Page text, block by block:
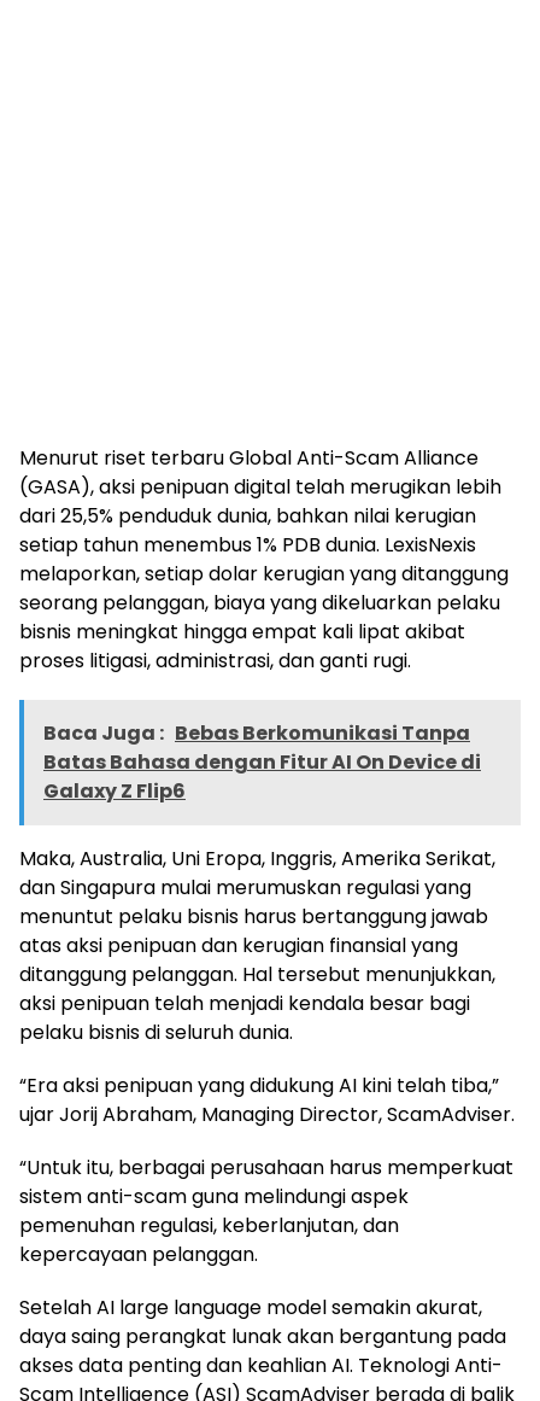
Menurut riset terbaru Global Anti-Scam Alliance
(GASA), aksi penipuan digital telah merugikan lebih
dari 25,5% penduduk dunia, bahkan nilai kerugian
setiap tahun menembus 1% PDB dunia. LexisNexis
melaporkan, setiap dolar kerugian yang ditanggung
seorang pelanggan, biaya yang dikeluarkan pelaku
bisnis meningkat hingga empat kali lipat akibat
proses litigasi, administrasi, dan ganti rugi.
Baca Juga : Bebas Berkomunikasi Tanpa
Batas Bahasa dengan Fitur AI On Device di
Galaxy Z Flip6
Maka, Australia, Uni Eropa, Inggris, Amerika Serikat,
dan Singapura mulai merumuskan regulasi yang
menuntut pelaku bisnis harus bertanggung jawab
atas aksi penipuan dan kerugian finansial yang
ditanggung pelanggan. Hal tersebut menunjukkan,
aksi penipuan telah menjadi kendala besar bagi
pelaku bisnis di seluruh dunia.
“Era aksi penipuan yang didukung AI kini telah tiba,”
ujar Jorij Abraham, Managing Director, ScamAdviser.
“Untuk itu, berbagai perusahaan harus memperkuat
sistem anti-scam guna melindungi aspek
pemenuhan regulasi, keberlanjutan, dan
kepercayaan pelanggan.
Setelah AI large language model semakin akurat,
daya saing perangkat lunak akan bergantung pada
akses data penting dan keahlian AI. Teknologi Anti-
Scam Intelligence (ASI) ScamAdviser berada di balik